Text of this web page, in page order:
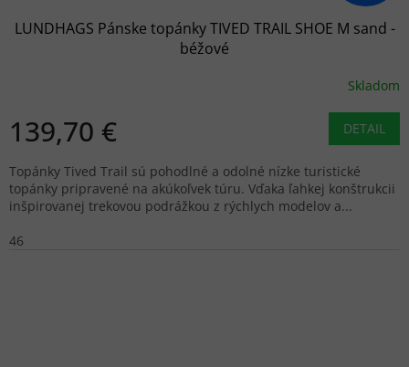
LUNDHAGS Pánske topánky TIVED TRAIL SHOE M sand -
béžové
Skladom
139,70 € DETAIL
Topánky Tived Trail sú pohodlné a odolné nízke turistické
topánky pripravené na akúkoľvek túru. Vďaka ľahkej konštrukcii
inšpirovanej trekovou podrážkou z rýchlych modelov a...
46